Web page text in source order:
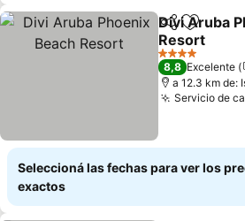
Compartir
Añadir
Divi Aruba
Resort
4 Estrellas
8,8 Excelente
a 12.3 km de:
Servicio de
Seleccioná las fechas para ver los
exactos